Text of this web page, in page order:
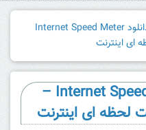
دانلود Internet Speed Meter
دانلود Internet Speed Meter 1.5.9 –
لحظه ای اینترنت